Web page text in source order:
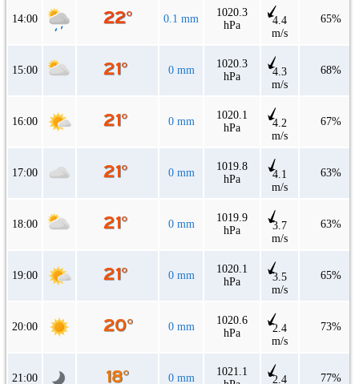
14:00 0.1 mm
1020.3
hPa
4.4
m/s
65%
15:00 0 mm
1020.3
hPa
4.3
m/s
68%
16:00 0 mm
1020.1
hPa
4.2
m/s
67%
17:00 0 mm
1019.8
hPa
4.1
m/s
63%
18:00 0 mm
1019.9
hPa
3.7
m/s
63%
19:00 0 mm
1020.1
hPa
3.5
m/s
65%
20:00 0 mm
1020.6
hPa
2.4
m/s
73%
21:00 0 mm
1021.1
2.4 77%